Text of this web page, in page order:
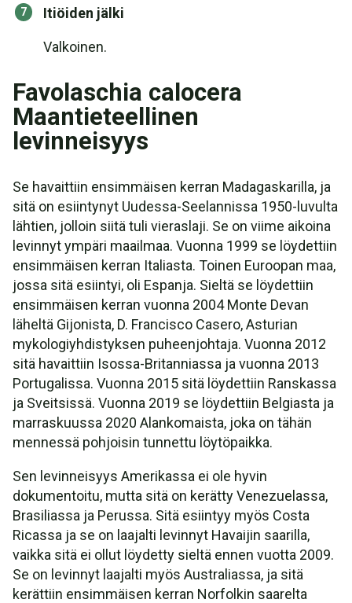
Itiöiden jälki
Valkoinen.
Favolaschia calocera
Maantieteellinen
levinneisyys
Se havaittiin ensimmäisen kerran Madagaskarilla, ja
sitä on esiintynyt Uudessa-Seelannissa 1950-luvulta
lähtien, jolloin siitä tuli vieraslaji. Se on viime aikoina
levinnyt ympäri maailmaa. Vuonna 1999 se löydettiin
ensimmäisen kerran Italiasta. Toinen Euroopan maa,
jossa sitä esiintyi, oli Espanja. Sieltä se löydettiin
ensimmäisen kerran vuonna 2004 Monte Devan
läheltä Gijonista, D. Francisco Casero, Asturian
mykologiyhdistyksen puheenjohtaja. Vuonna 2012
sitä havaittiin Isossa-Britanniassa ja vuonna 2013
Portugalissa. Vuonna 2015 sitä löydettiin Ranskassa
ja Sveitsissä. Vuonna 2019 se löydettiin Belgiasta ja
marraskuussa 2020 Alankomaista, joka on tähän
mennessä pohjoisin tunnettu löytöpaikka.
Sen levinneisyys Amerikassa ei ole hyvin
dokumentoitu, mutta sitä on kerätty Venezuelassa,
Brasiliassa ja Perussa. Sitä esiintyy myös Costa
Ricassa ja se on laajalti levinnyt Havaijin saarilla,
vaikka sitä ei ollut löydetty sieltä ennen vuotta 2009.
Se on levinnyt laajalti myös Australiassa, ja sitä
kerättiin ensimmäisen kerran Norfolkin saarelta